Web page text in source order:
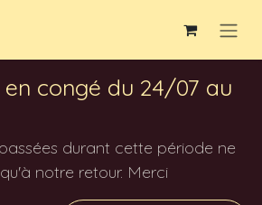
en congé du 24/07 au
durant cette période ne
notre retour. Merci